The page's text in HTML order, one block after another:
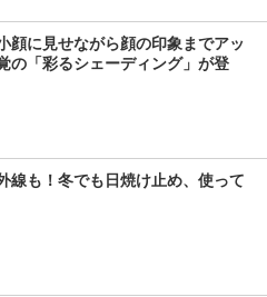
顔に見せながら顔の印象までアッ
の「彩るシェーディング」が登
線も！冬でも日焼け止め、使って